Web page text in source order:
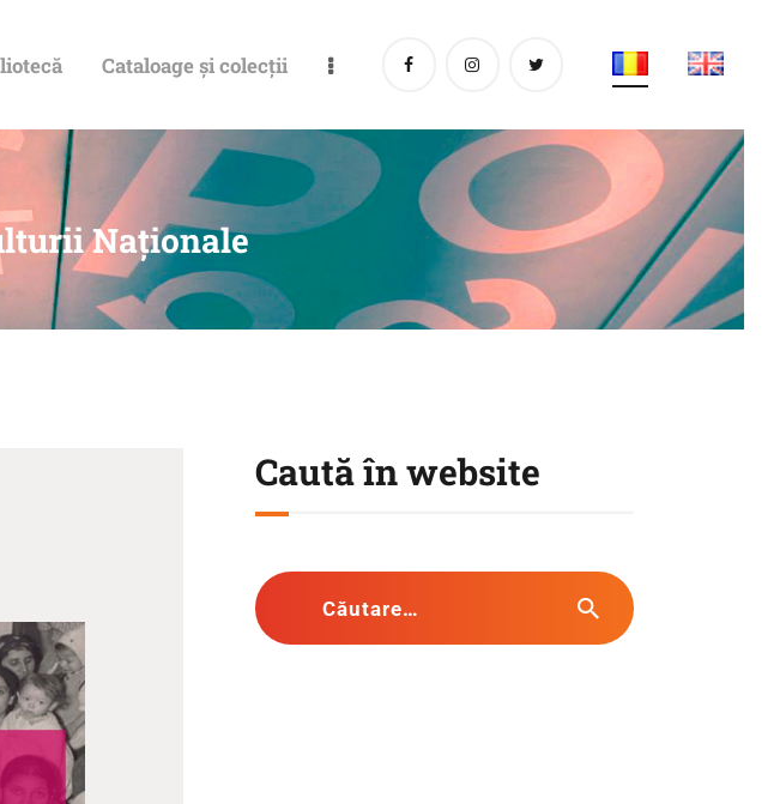
Cataloage și colecții
Naționale
Caută în website